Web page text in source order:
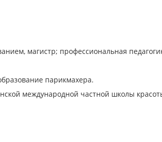
магистр; профессиональная
парикмахера.
международной частной школы